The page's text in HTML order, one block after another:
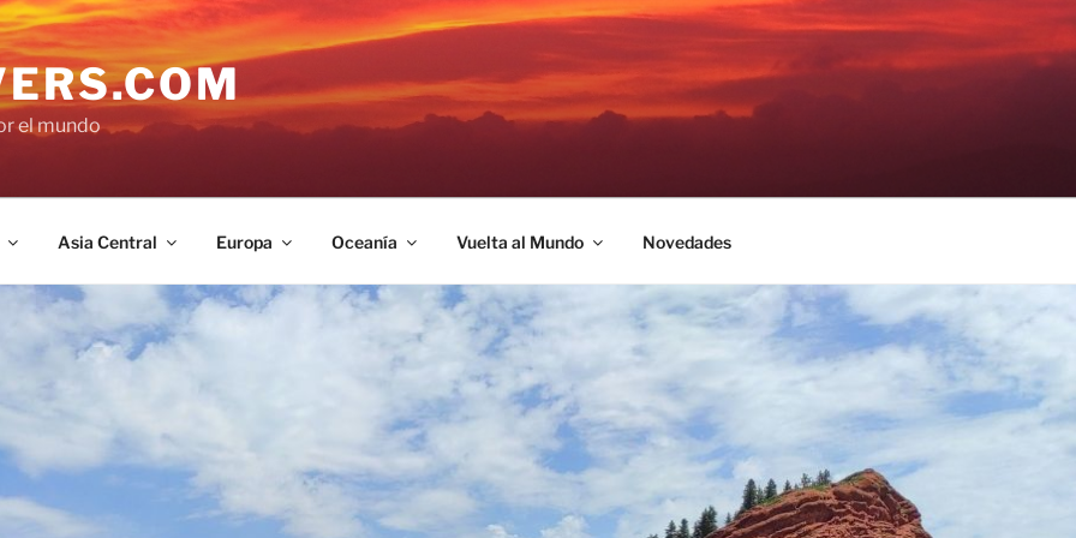
el mundo
Asia Central Europa Oceanía Vuelta al Mundo Novedades